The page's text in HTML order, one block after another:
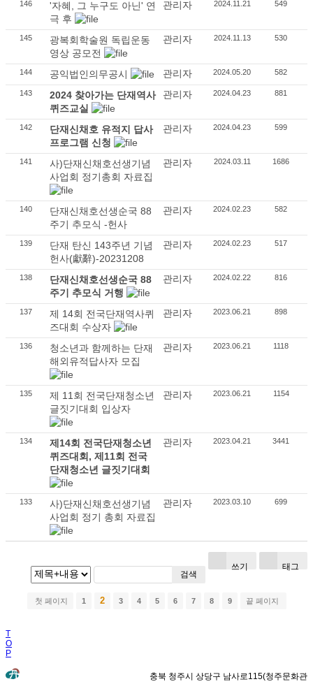
146
'자혜, 그 누구도 아닌' 연
극 후
관리자 2024.11.21 549
145
광복회학술원 독립운동
영상 공모전
관리자 2024.11.13 530
144 공익법인의무공시 관리자 2024.05.20 582
143
2024 찾아가는 단재역사
퀴즈교실
관리자 2024.04.23 881
142
단재신채호 유적지 답사
프로그램 신청
관리자 2024.04.23 599
141
사)단재신채호선생기념
사업회 정기총회 자료집
관리자 2024.03.11 1686
140
단재신채호선생순국 88
주기 추모식 -헌사
관리자 2024.02.23 582
139
단재 탄신 143주년 기념
헌사(獻辭)-20231208
관리자 2024.02.23 517
138
단재신채호선생순국 88
주기 추모식 거행
관리자 2024.02.22 816
137
제 14회 전국단재역사퀴
즈대회 수상자
관리자 2023.06.21 898
136
청소년과 함께하는 단재
해외유적답사자 모집
관리자 2023.06.21 1118
135
제 11회 전국단재청소년
글짓기대회 입상자
관리자 2023.06.21 1154
134
제14회 전국단재청소년
퀴즈대회, 제11회 전국
단재청소년 글짓기대회
관리자 2023.04.21 3441
133
사)단재신채호선생기념
사업회 정기 총회 자료집
관리자 2023.03.10 699
쓰기
태그
검색
첫 페이지 1 2 3 4 5 6 7 8 9 끝 페이지
T
O
P
충북 청주시 상당구 남사로115(청주문화관